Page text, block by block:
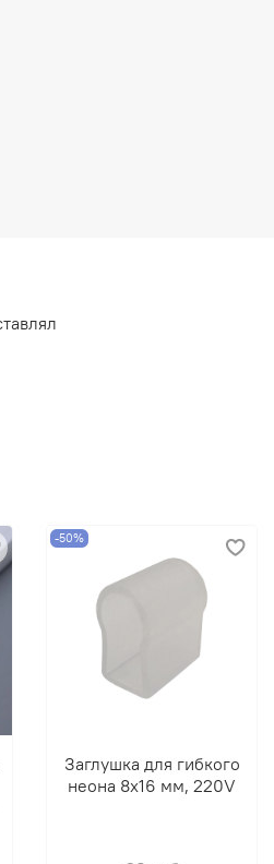
-50%
Заглушка для гибкого
неона 8х16 мм, 220V